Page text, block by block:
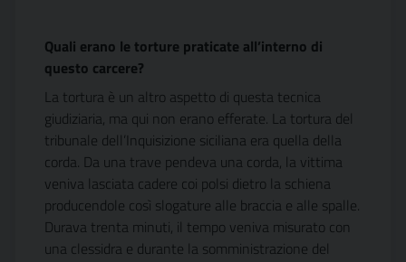
Quali erano le torture praticate all’interno di
questo carcere?
La tortura è un altro aspetto di questa tecnica
giudiziaria, ma qui non erano efferate. La tortura del
tribunale dell’Inquisizione siciliana era quella della
corda. Da una trave pendeva una corda, la vittima
veniva lasciata cadere coi polsi dietro la schiena
producendole così slogature alle braccia e alle spalle.
Durava trenta minuti, il tempo veniva misurato con
una clessidra e durante la somministrazione del